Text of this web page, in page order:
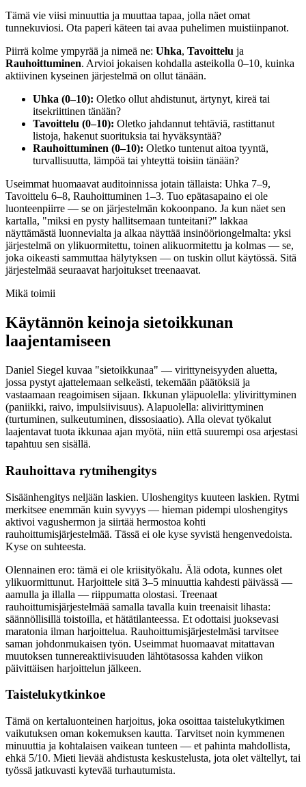
Tämä vie viisi minuuttia ja muuttaa tapaa, jolla näet omat
tunnekuviosi. Ota paperi käteen tai avaa puhelimen muistiinpanot.
Piirrä kolme ympyrää ja nimeä ne: Uhka, Tavoittelu ja
Rauhoittuminen. Arvioi jokaisen kohdalla asteikolla 0–10, kuinka
aktiivinen kyseinen järjestelmä on ollut tänään.
Uhka (0–10): Oletko ollut ahdistunut, ärtynyt, kireä tai
itsekriittinen tänään?
Tavoittelu (0–10): Oletko jahdannut tehtäviä, rastittanut
listoja, hakenut suorituksia tai hyväksyntää?
Rauhoittuminen (0–10): Oletko tuntenut aitoa tyyntä,
turvallisuutta, lämpöä tai yhteyttä toisiin tänään?
Useimmat huomaavat auditoinnissa jotain tällaista: Uhka 7–9,
Tavoittelu 6–8, Rauhoittuminen 1–3. Tuo epätasapaino ei ole
luonteenpiirre — se on järjestelmän kokoonpano. Ja kun näet sen
kartalla, "miksi en pysty hallitsemaan tunteitani?" lakkaa
näyttämästä luonnevialta ja alkaa näyttää insinööriongelmalta: yksi
järjestelmä on ylikuormitettu, toinen alikuormitettu ja kolmas — se,
joka oikeasti sammuttaa hälytyksen — on tuskin ollut käytössä. Sitä
järjestelmää seuraavat harjoitukset treenaavat.
Mikä toimii
Käytännön keinoja sietoikkunan
laajentamiseen
Daniel Siegel kuvaa "sietoikkunaa" — virittyneisyyden aluetta,
jossa pystyt ajattelemaan selkeästi, tekemään päätöksiä ja
vastaamaan reagoimisen sijaan. Ikkunan yläpuolella: ylivirittyminen
(paniikki, raivo, impulsiivisuus). Alapuolella: alivirittyminen
(turtuminen, sulkeutuminen, dissosiaatio). Alla olevat työkalut
laajentavat tuota ikkunaa ajan myötä, niin että suurempi osa arjestasi
tapahtuu sen sisällä.
Rauhoittava rytmihengitys
Sisäänhengitys neljään laskien. Uloshengitys kuuteen laskien. Rytmi
merkitsee enemmän kuin syvyys — hieman pidempi uloshengitys
aktivoi vagushermon ja siirtää hermostoa kohti
rauhoittumisjärjestelmää. Tässä ei ole kyse syvistä hengenvedoista.
Kyse on suhteesta.
Olennainen ero: tämä ei ole kriisityökalu. Älä odota, kunnes olet
ylikuormittunut. Harjoittele sitä 3–5 minuuttia kahdesti päivässä —
aamulla ja illalla — riippumatta olostasi. Treenaat
rauhoittumisjärjestelmää samalla tavalla kuin treenaisit lihasta:
säännöllisillä toistoilla, et hätätilanteessa. Et odottaisi juoksevasi
maratonia ilman harjoittelua. Rauhoittumisjärjestelmäsi tarvitsee
saman johdonmukaisen työn. Useimmat huomaavat mitattavan
muutoksen tunne­reaktiivisuuden lähtötasossa kahden viikon
päivittäisen harjoittelun jälkeen.
Taistelukytkinkoe
Tämä on kertaluonteinen harjoitus, joka osoittaa taistelukytkimen
vaikutuksen oman kokemuksen kautta. Tarvitset noin kymmenen
minuuttia ja kohtalaisen vaikean tunteen — et pahinta mahdollista,
ehkä 5/10. Mieti lievää ahdistusta keskustelusta, jota olet vältellyt, tai
työssä jatkuvasti kytevää turhautumista.